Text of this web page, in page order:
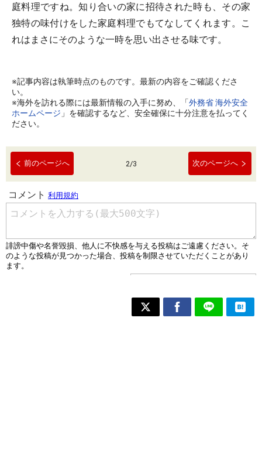
庭料理ですね。知り合いの家に招待された時も、その家
独特の味付けをした家庭料理でもてなしてくれます。こ
れはまさにそのような一時を思い出させる味です。
※記事内容は執筆時点のものです。最新の内容をご確認くださ
い。
※海外を訪れる際には最新情報の入手に努め、「外務省 海外安全
ホームページ 」を確認するなど、安全確保に十分注意を払ってく
ださい。
前のページへ 2/3 次のページへ